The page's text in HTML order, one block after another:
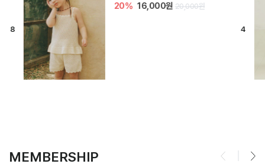
20% 16,000원 20,000원
MEMBERSHIP